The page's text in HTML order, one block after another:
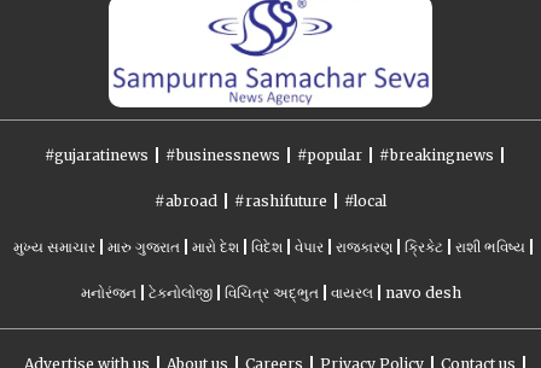
#gujaratinews #businessnews #popular #breakingnews
#abroad #rashifuture #local
મુખ્ય સમાચાર મારુ ગુજરાત મારો દેશ વિદેશ વેપાર રાજકારણ ક્રિકેટ રાશી ભવિષ્ય
મનોરંજન ટેકનોલોજી વિચિત્ર અદ્ભુત વાયરલ navo desh
Advertise with us About us Careers Privacy Policy Contact us